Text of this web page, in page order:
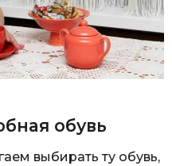
обувь
выбирать ту обувь,